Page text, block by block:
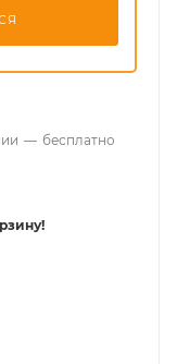
— бесплатно